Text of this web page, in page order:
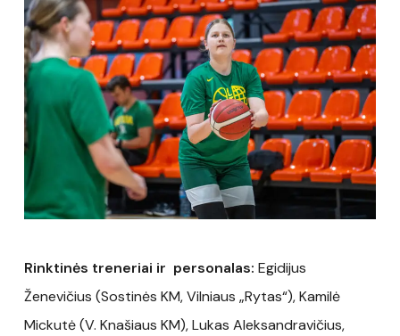
Rinktinės treneriai ir personalas: Egidijus
Ženevičius (Sostinės KM, Vilniaus „Rytas“), Kamilė
Mickutė (V. Knašiaus KM), Lukas Aleksandravičius,